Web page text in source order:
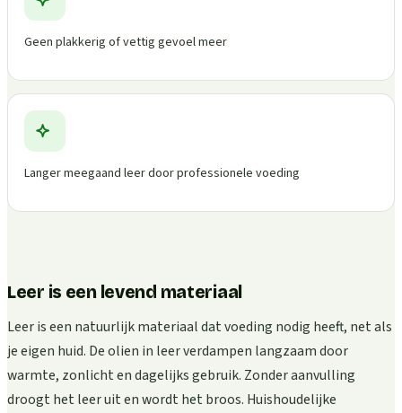
Geen plakkerig of vettig gevoel meer
Langer meegaand leer door professionele voeding
Leer is een levend materiaal
Leer is een natuurlijk materiaal dat voeding nodig heeft, net als
je eigen huid. De olien in leer verdampen langzaam door
warmte, zonlicht en dagelijks gebruik. Zonder aanvulling
droogt het leer uit en wordt het broos. Huishoudelijke